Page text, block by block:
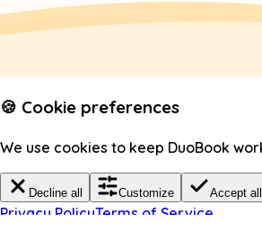
🍪 Cookie preferences
We use cookies to keep DuoBook
Decline all Customize Accept all
Privacy PolicyTerms of Service